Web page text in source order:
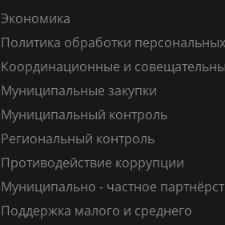
Экономика
Политика обработки
Координационные и
Муниципальные закупки
Муниципальный контроль
Региональный контроль
Противодействие коррупции
Муниципально - частное
Поддержка малого и среднего